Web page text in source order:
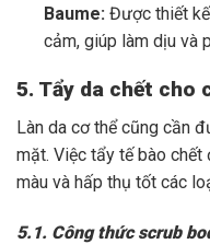
Baume: Được thiết
cảm, giúp làm dịu và
5. Tẩy da chết cho
Làn da cơ thể cũng cần
mặt. Việc tẩy tế bào
màu và hấp thụ tốt các
5.1. Công thức scrub